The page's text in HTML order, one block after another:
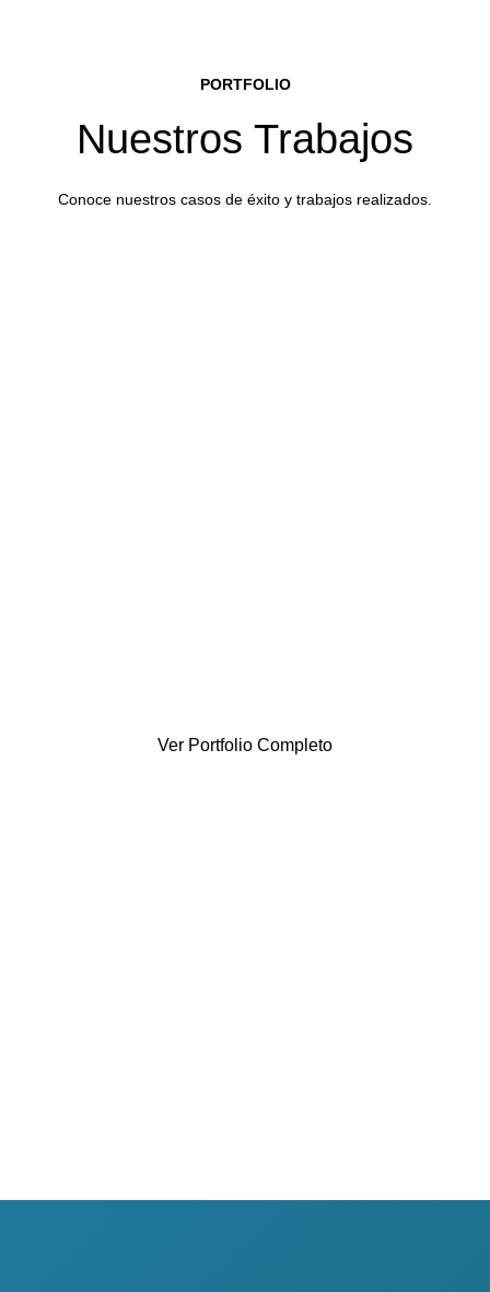
PORTFOLIO
Nuestros Trabajos
Conoce nuestros casos de éxito y trabajos realizados.
Ver Portfolio Completo